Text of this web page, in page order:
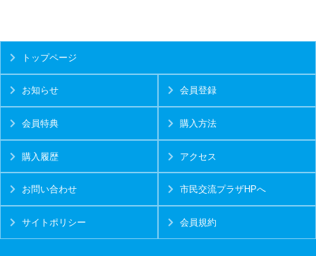
トップページ
お知らせ 会員登録
会員特典 購入方法
購入履歴 アクセス
お問い合わせ 市民交流プラザHPへ
サイトポリシー 会員規約